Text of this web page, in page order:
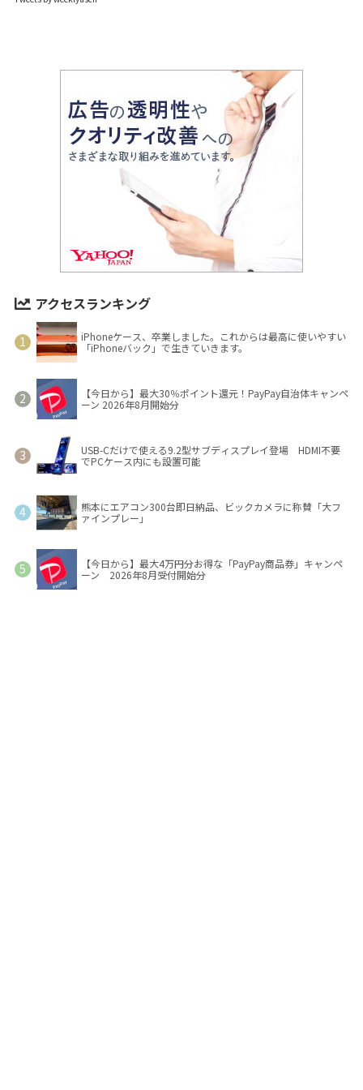
アクセスランキング
iPhoneケース、卒業しました。これからは最高に使いやすい
「iPhoneバック」で生きていきます。
【今日から】最大30％ポイント還元！PayPay自治体キャンペ
ーン 2026年8月開始分
USB-Cだけで使える9.2型サブディスプレイ登場 HDMI不要
でPCケース内にも設置可能
熊本にエアコン300台即日納品、ビックカメラに称賛「大フ
ァインプレー」
【今日から】最大4万円分お得な「PayPay商品券」キャンペ
ーン 2026年8月受付開始分